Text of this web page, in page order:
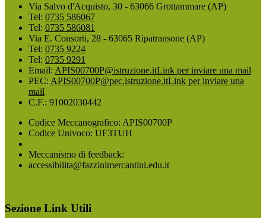
Via Salvo d'Acquisto, 30 - 63066 Grottammare (AP)
Tel: 0735 586067
Tel: 0735 586081
Via E. Consorti, 28 - 63065 Ripatransone (AP)
Tel: 0735 9224
Tel: 0735 9291
Email: APIS00700P@istruzione.itLink per inviare una mail
PEC: APIS00700P@pec.istruzione.itLink per inviare una
mail
C.F.: 91002030442
Codice Meccanografico: APIS00700P
Codice Univoco: UF3TUH
Meccanismo di feedback:
accessibilita@fazzinimercantini.edu.it
Sezione Link Utili